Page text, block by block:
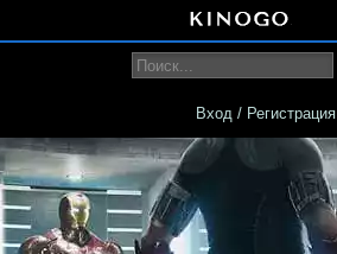
Вход / Регистрация